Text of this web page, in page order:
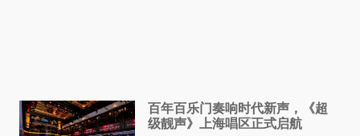
百年百乐门奏响时代新声，《超
级靓声》上海唱区正式启航